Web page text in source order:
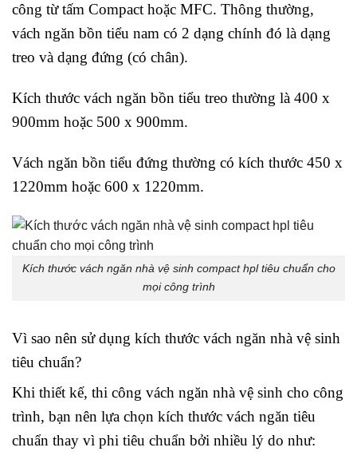
công từ tấm Compact hoặc MFC. Thông thường,
vách ngăn bồn tiểu nam có 2 dạng chính đó là dạng
treo và dạng đứng (có chân).
Kích thước vách ngăn bồn tiểu treo thường là 400 x
900mm hoặc 500 x 900mm.
Vách ngăn bồn tiểu đứng thường có kích thước 450 x
1220mm hoặc 600 x 1220mm.
Kích thước vách ngăn nhà vệ sinh compact hpl tiêu chuẩn cho
mọi công trình
Vì sao nên sử dụng kích thước vách ngăn nhà vệ sinh
tiêu chuẩn?
Khi thiết kế, thi công vách ngăn nhà vệ sinh cho công
trình, bạn nên lựa chọn kích thước vách ngăn tiêu
chuẩn thay vì phi tiêu chuẩn bởi nhiều lý do như: